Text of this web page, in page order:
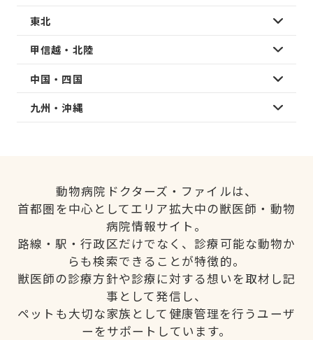
東北
甲信越・北陸
中国・四国
九州・沖縄
動物病院ドクターズ・ファイルは、
首都圏を中心としてエリア拡大中の獣医師・動物
病院情報サイト。
路線・駅・行政区だけでなく、診療可能な動物か
らも検索できることが特徴的。
獣医師の診療方針や診療に対する想いを取材し記
事として発信し、
ペットも大切な家族として健康管理を行うユーザ
ーをサポートしています。